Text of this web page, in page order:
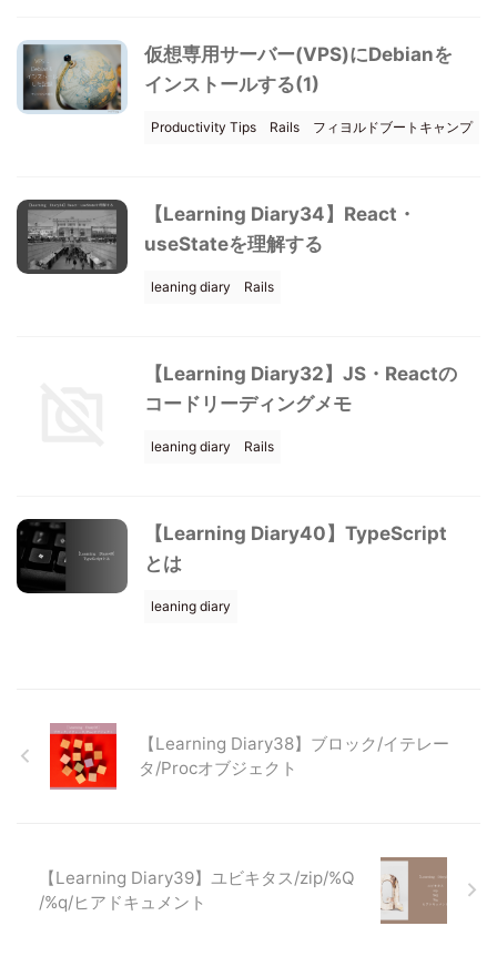
仮想専用サーバー(VPS)にDebianを
インストールする(1)
Productivity Tips Rails フィヨルドブートキャンプ
【Learning Diary34】React・
useStateを理解する
leaning diary Rails
【Learning Diary32】JS・Reactの
コードリーディングメモ
leaning diary Rails
【Learning Diary40】TypeScript
とは
leaning diary
【Learning Diary38】ブロック/イテレー
タ/Procオブジェクト
【Learning Diary39】ユビキタス/zip/%Q
/%q/ヒアドキュメント